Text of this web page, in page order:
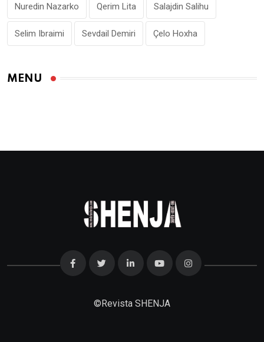
Nuredin Nazarko Qerim Lita Salajdin Salihu
Selim Ibraimi Sevdail Demiri Çelo Hoxha
MENU
© Revista SHENJA